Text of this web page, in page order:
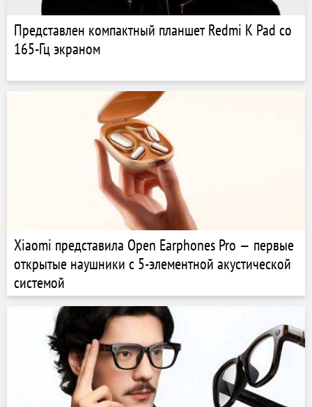
Представлен компактный планшет Redmi K Pad со
165-Гц экраном
Xiaomi представила Open Earphones Pro — первые
открытые наушники с 5-элементной акустической
системой